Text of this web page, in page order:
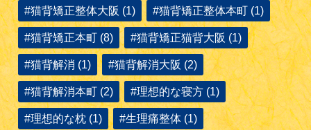
#猫背矯正整体大阪 (1) #猫背矯正整体本町 (1)
#猫背矯正本町 (8) #猫背矯正猫背大阪 (1)
#猫背解消 (1) #猫背解消大阪 (2)
#猫背解消本町 (2) #理想的な寝方 (1)
#理想的な枕 (1) #生理痛整体 (1)